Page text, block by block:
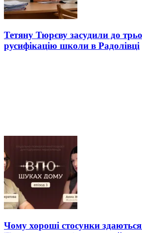
Тетяну Тюрєву засудили до
русифікацію школи в Радолівці
Чому хороші стосунки